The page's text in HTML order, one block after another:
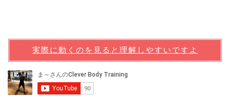
実際に動くのを見ると理解しやすいですよ